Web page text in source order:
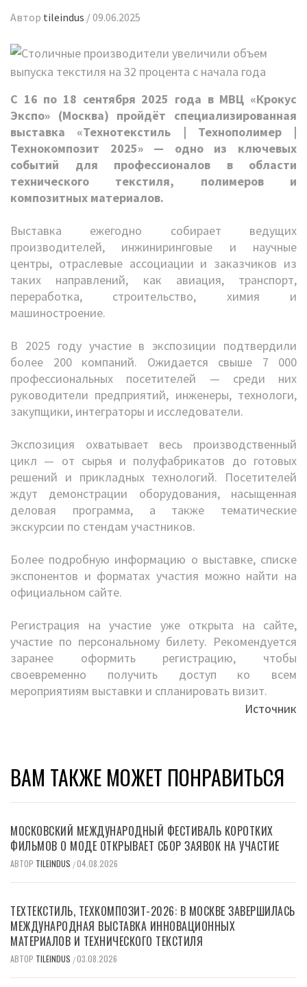
Автор tileindus /09.06.2025
С 16 по 18 сентября 2025 года в МВЦ «Крокус
Экспо» (Москва) пройдёт специализированная
выставка «Технотекстиль | Технополимер |
Технокомпозит 2025» — одно из ключевых
событий для профессионалов в области
технического текстиля, полимеров и
композитных материалов.
Выставка ежегодно собирает ведущих
производителей, инжиниринговые и научные
центры, отраслевые ассоциации и заказчиков из
таких направлений, как авиация, транспорт,
переработка, строительство, химия и
машиностроение.
В 2025 году участие в экспозиции подтвердили
более 200 компаний. Ожидается свыше 7 000
профессиональных посетителей — среди них
руководители предприятий, инженеры, технологи,
закупщики, интеграторы и исследователи.
Экспозиция охватывает весь производственный
цикл — от сырья и полуфабрикатов до готовых
решений и прикладных технологий. Посетителей
ждут демонстрации оборудования, насыщенная
деловая программа, а также тематические
экскурсии по стендам участников.
Более подробную информацию о выставке, списке
экспонентов и форматах участия можно найти на
официальном сайте.
Регистрация на участие уже открыта на сайте,
участие по персональному билету. Рекомендуется
заранее оформить регистрацию, чтобы
своевременно получить доступ ко всем
мероприятиям выставки и спланировать визит.
Источник
ВАМ ТАКЖЕ МОЖЕТ ПОНРАВИТЬСЯ
МОСКОВСКИЙ МЕЖДУНАРОДНЫЙ ФЕСТИВАЛЬ КОРОТКИХ
ФИЛЬМОВ О МОДЕ ОТКРЫВАЕТ СБОР ЗАЯВОК НА УЧАСТИЕ
АВТОР TILEINDUS /04.08.2026
ТЕХТЕКСТИЛЬ, ТЕХКОМПОЗИТ-2026: В МОСКВЕ ЗАВЕРШИЛАСЬ
МЕЖДУНАРОДНАЯ ВЫСТАВКА ИННОВАЦИОННЫХ
МАТЕРИАЛОВ И ТЕХНИЧЕСКОГО ТЕКСТИЛЯ
АВТОР TILEINDUS /03.08.2026